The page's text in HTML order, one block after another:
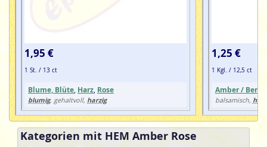
1,95 €
1 St. / 13 ct
Blume, Blüte Harz Rose
blumig, gehaltvoll, harzig
1,25 €
1 Kgl. / 12,5 ct
Amber /
balsamisch,
Kategorien mit HEM Amber Rose